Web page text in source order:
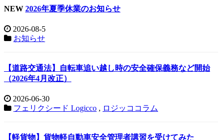
NEW 2026年夏季休業のお知らせ
2026-08-5
お知らせ
【道路交通法】自転車追い越し時の安全確保義務など開始
（2026年4月改正）
2026-06-30
フェリクシード Logicco , ロジッココラム
【軽貨物】貨物軽自動車安全管理者講習を受けてみた